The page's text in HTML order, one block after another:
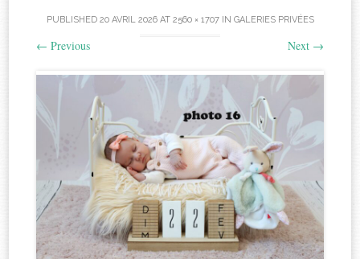
PUBLISHED 20 AVRIL 2026AT 2560 × 1707IN GALERIES PRIVÉES
← Previous Next →